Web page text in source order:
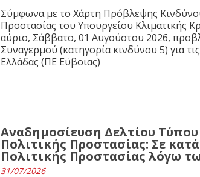
Σύμφωνα με το Χάρτη Πρόβλεψης
Προστασίας του Υπουργείου Κλιματικής
αύριο, Σάββατο, 01 Αυγούστου 2026,
Συναγερμού (κατηγορία κινδύνου 5) για
Ελλάδας (ΠΕ Εύβοιας)
Αναδημοσίευση Δελτίου
Πολιτικής Προστασίας: Σε
Πολιτικής Προστασίας λόγω
31/07/2026